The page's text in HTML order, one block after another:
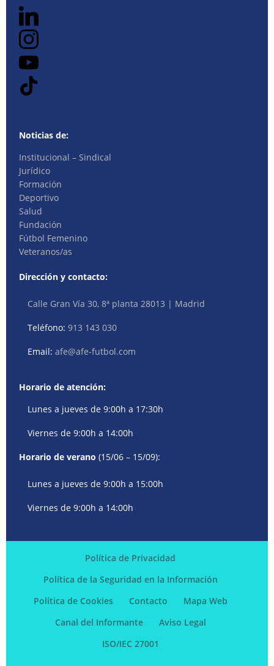
Noticias de:
Institucional – Sindical
Jurídico
Formación
Deportivo
Salud
Fundación
Fútbol Femenino
Veteranos/as
Dirección y contacto:
Calle Gran Vía 30, 8ª planta 28013 | Madrid
Teléfono:913 143 030
Email:afe@afe-futbol.com
Horario de atención:
Lunes a jueves de 9:00h a 17:30h
Viernes de 9:00h a 14:00h
Horario de verano (15/06 – 15/09):
Lunes a jueves de 9:00h a 15:00h
Viernes de 9:00h a 14:00h
Política de Privacidad
Política de la Seguridad en la Información
Política de Cookies
Contacto
Mapa Web
Canal del Informante
Aviso Legal
ISO/IEC 27001